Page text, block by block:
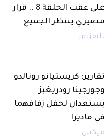
على عقب الحلقة 8 .. قرار
مصيري ينتظر الجميع
تليفزيون
تقارير: كريستيانو رونالدو
وجورجينا رودريغيز
يستعدان لحفل زفافهما
في ماديرا
ميكس